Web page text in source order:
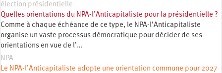
élection présidentielle
Quelles orientations du NPA-l’Anticapitaliste pour la présidentielle ?
Comme à chaque échéance de ce type, le NPA-l’Anticapitaliste
organise un vaste processus démocratique pour décider de ses
orientations en vue de l’…
NPA
Le NPA-l’Anticapitaliste adopte une orientation commune pour 2027